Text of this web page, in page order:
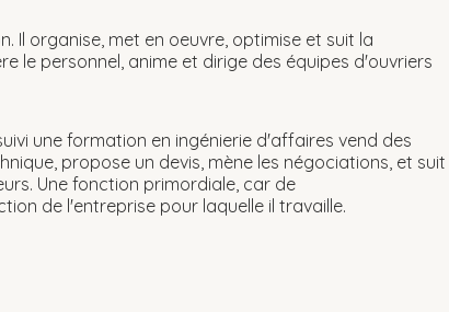
Il organise, met en oeuvre, optimise et suit la
le personnel, anime et dirige des équipes d'ouvriers
une formation en ingénierie d'affaires vend des
propose un devis, mène les négociations, et suit
Une fonction primordiale, car de
de l'entreprise pour laquelle il travaille.